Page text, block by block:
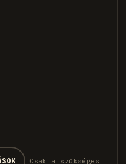
Csak a szükséges
jog fenntartva